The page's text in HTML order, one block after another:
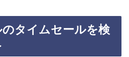
タイムセールを検